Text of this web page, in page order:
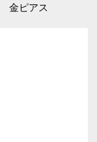
金ピアス